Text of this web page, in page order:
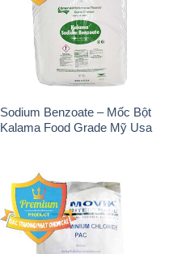
Sodium Benzoate – Mốc Bột
Kalama Food Grade Mỹ Usa